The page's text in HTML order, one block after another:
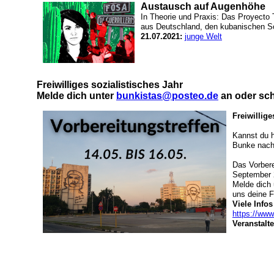
Austausch auf Augenhöhe
In Theorie und Praxis: Das Proyecto
aus Deutschland, den kubanischen
21.07.2021: junge Welt
Freiwilliges sozialistisches Jahr
Melde dich unter bunkistas@posteo.de an oder
Kannst du
Bunke
Das
Melde
uns deine
Viele
https://